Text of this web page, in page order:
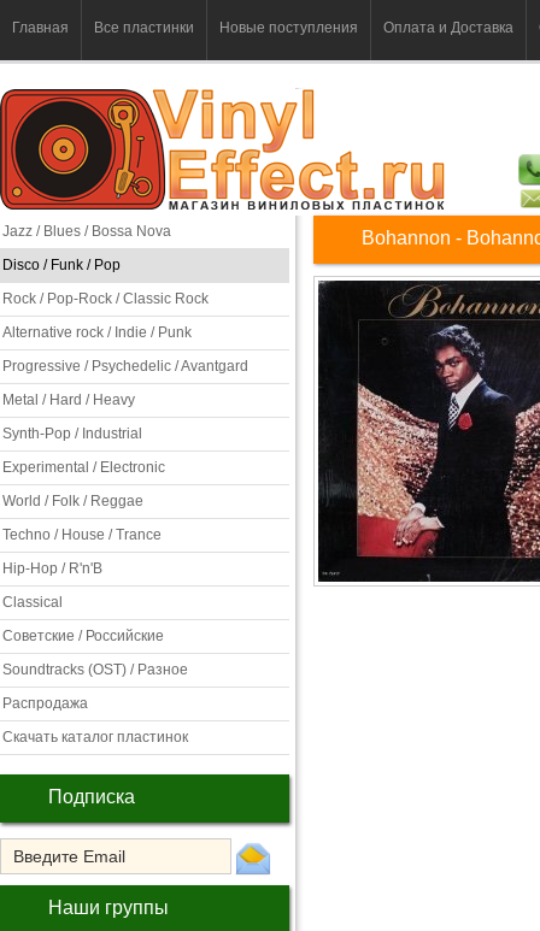
Главная Все пластинки Новые поступления Оплата и Доставка
Jazz / Blues / Bossa Nova
Disco / Funk / Pop
Rock / Pop-Rock / Classic Rock
Alternative rock / Indie / Punk
Progressive / Psychedelic / Avantgard
Metal / Hard / Heavy
Synth-Pop / Industrial
Experimental / Electronic
World / Folk / Reggae
Techno / House / Trance
Hip-Hop / R'n'B
Classical
Советские / Российские
Soundtracks (OST) / Разное
Распродажа
Скачать каталог пластинок
Подписка
Наши группы
Bohannon -